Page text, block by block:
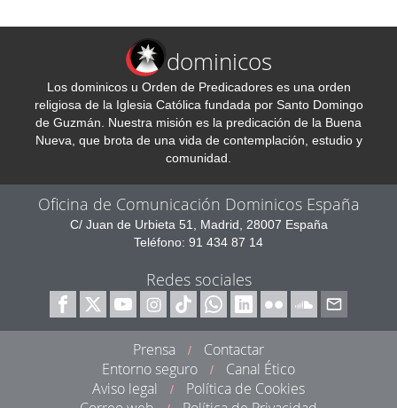
dominicos
Los dominicos u Orden de Predicadores es una orden
religiosa de la Iglesia Católica fundada por Santo Domingo
de Guzmán. Nuestra misión es la predicación de la Buena
Nueva, que brota de una vida de contemplación, estudio y
comunidad.
Oficina de Comunicación Dominicos España
C/ Juan de Urbieta 51, Madrid, 28007 España
Teléfono: 91 434 87 14
Redes sociales
Prensa /
Contactar
Entorno seguro
/
Canal Ético
Aviso legal
/
Política de Cookies